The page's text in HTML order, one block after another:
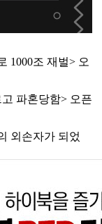
1000조 재벌> 오
파혼당함> 오픈
외손자가 되었